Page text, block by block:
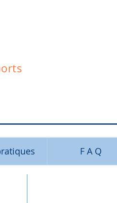
F A Q